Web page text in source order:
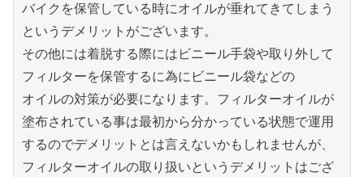
バイクを保管している時にオイルが垂れてきてしまう
というデメリットがございます。
その他には着脱する際にはビニール手袋や取り外して
フィルターを保管するに為にビニール袋などの
オイルの対策が必要になります。フィルターオイルが
塗布されている事は最初から分かっている状態で運用
するのでデメリットとは言えないかもしれませんが、
フィルターオイルの取り扱いというデメリットはござ